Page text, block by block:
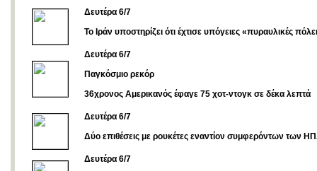
Δευτέρα 6/7
Το Ιράν υποστηρίζει ότι έχτισε υπόγειες «πυραυλικές
Δευτέρα 6/7
Παγκόσμιο ρεκόρ
36χρονος Αμερικανός έφαγε 75 χοτ-ντογκ σε δέκα λεπτά
Δευτέρα 6/7
Δύο επιθέσεις με ρουκέτες εναντίον συμφερόντων των
Δευτέρα 6/7